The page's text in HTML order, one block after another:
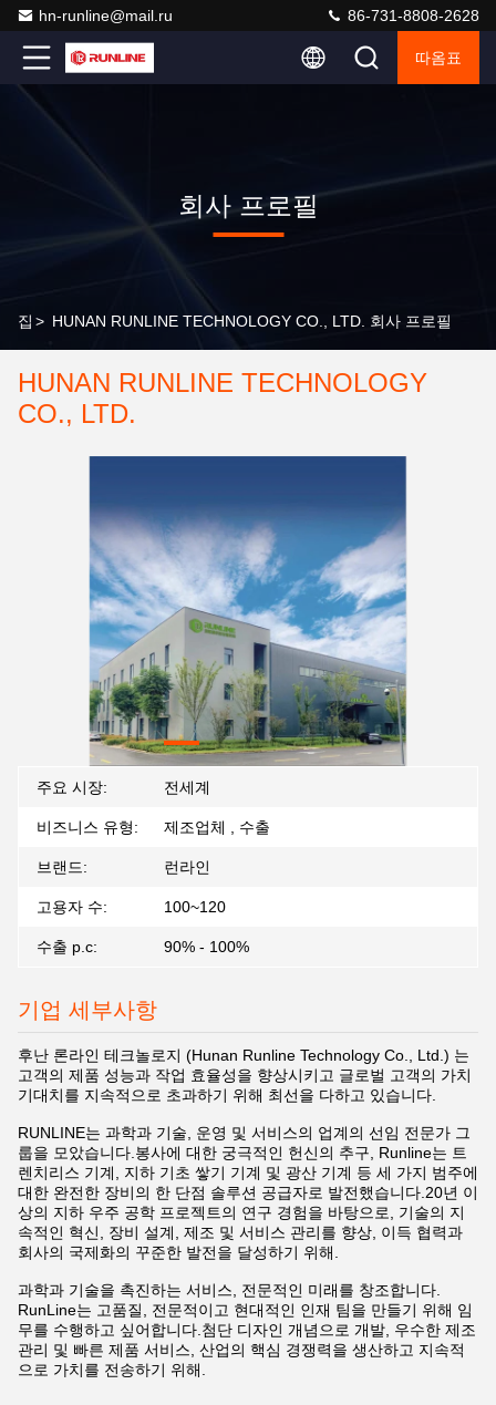
hn-runline@mail.ru 86-731-8808-2628
따옴표
회사 프로필
집 > HUNAN RUNLINE TECHNOLOGY CO., LTD. 회사 프로필
HUNAN RUNLINE TECHNOLOGY
CO., LTD.
주요 시장: 전세계
비즈니스 유형: 제조업체 , 수출
브랜드: 런라인
고용자 수: 100~120
수출 p.c: 90% - 100%
기업 세부사항
후난 론라인 테크놀로지 (Hunan Runline Technology Co., Ltd.) 는
고객의 제품 성능과 작업 효율성을 향상시키고 글로벌 고객의 가치
기대치를 지속적으로 초과하기 위해 최선을 다하고 있습니다.
RUNLINE는 과학과 기술, 운영 및 서비스의 업계의 선임 전문가 그
룹을 모았습니다.봉사에 대한 궁극적인 헌신의 추구, Runline는 트
렌치리스 기계, 지하 기초 쌓기 기계 및 광산 기계 등 세 가지 범주에
대한 완전한 장비의 한 단점 솔루션 공급자로 발전했습니다.20년 이
상의 지하 우주 공학 프로젝트의 연구 경험을 바탕으로, 기술의 지
속적인 혁신, 장비 설계, 제조 및 서비스 관리를 향상, 이득 협력과
회사의 국제화의 꾸준한 발전을 달성하기 위해.
과학과 기술을 촉진하는 서비스, 전문적인 미래를 창조합니다.
RunLine는 고품질, 전문적이고 현대적인 인재 팀을 만들기 위해 임
무를 수행하고 싶어합니다.첨단 디자인 개념으로 개발, 우수한 제조
관리 및 빠른 제품 서비스, 산업의 핵심 경쟁력을 생산하고 지속적
으로 가치를 전송하기 위해.